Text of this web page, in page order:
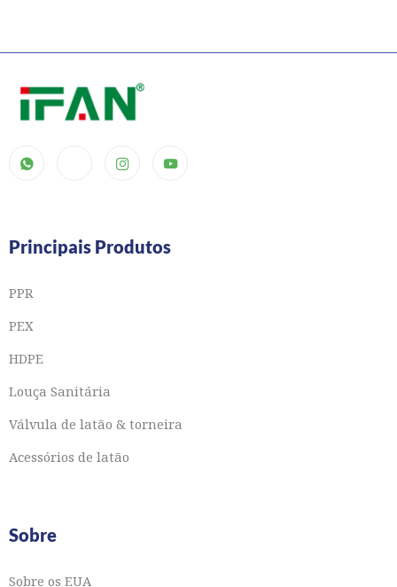
Principais Produtos
PPR
PEX
HDPE
Louça Sanitária
Válvula de latão & torneira
Acessórios de latão
Sobre
Sobre os EUA